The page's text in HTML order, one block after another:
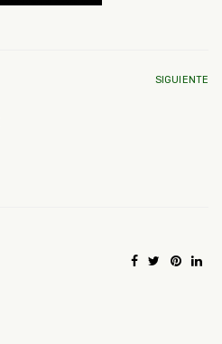
SIGUIENTE